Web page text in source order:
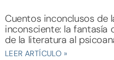
Cuentos inconclusos de
inconsciente: la fantasía
de la literatura al
LEER ARTÍCULO »